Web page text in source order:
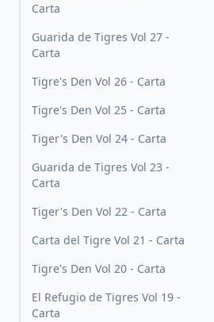
Carta
Guarida de Tigres Vol 27 -
Carta
Tigre's Den Vol 26 - Carta
Tigre's Den Vol 25 - Carta
Tiger's Den Vol 24 - Carta
Guarida de Tigres Vol 23 -
Carta
Tiger's Den Vol 22 - Carta
Carta del Tigre Vol 21 - Carta
Tigre's Den Vol 20 - Carta
El Refugio de Tigres Vol 19 -
Carta